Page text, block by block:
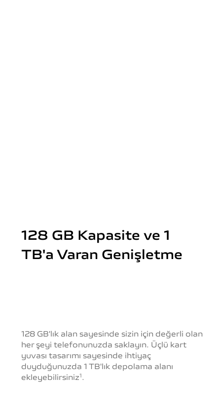
128 GB Kapasite ve 1
TB'a Varan Genişletme
128 GB'lık alan sayesinde sizin için değerli olan
her şeyi telefonunuzda saklayın. Üçlü kart
yuvası tasarımı sayesinde ihtiyaç
duyduğunuzda 1 TB'lık depolama alanı
ekleyebilirsiniz1.